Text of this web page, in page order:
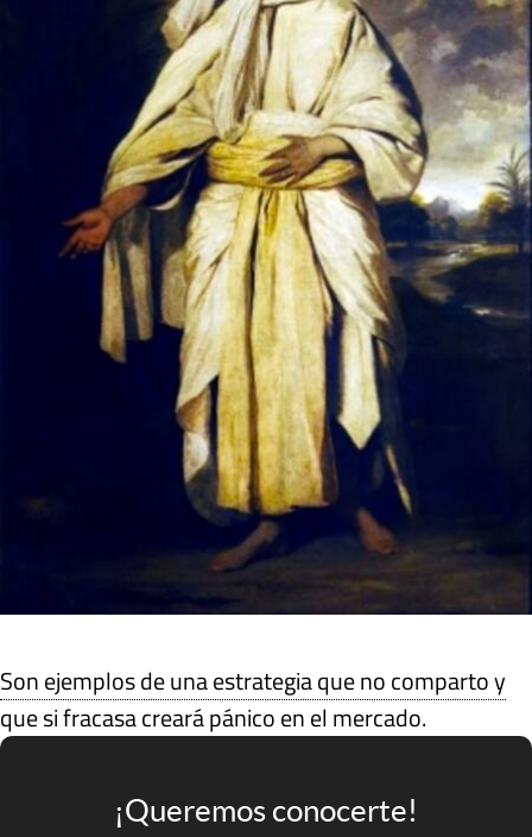
Son ejemplos de una estrategia que no comparto y
que si fracasa creará pánico en el mercado.
¡Queremos conocerte!